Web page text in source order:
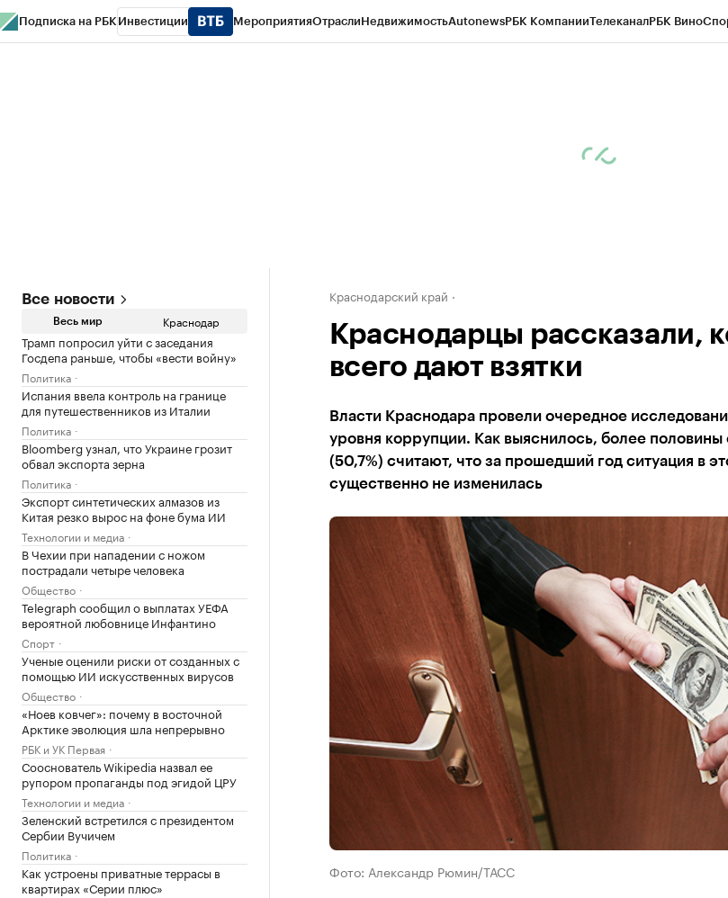
Подписка на РБК Инвестиции МероприятияОтраслиНедвижимостьAutonewsРБК КомпанииТелеканалРБК Вино
Все новости
Весь мир Краснодар
Трамп попросил уйти с заседания
Госдепа раньше, чтобы «вести войну»
Политика
Испания ввела контроль на границе
для путешественников из Италии
Политика
Bloomberg узнал, что Украине грозит
обвал экспорта зерна
Политика
Экспорт синтетических алмазов из
Китая резко вырос на фоне бума ИИ
Технологии и медиа
В Чехии при нападении с ножом
пострадали четыре человека
Общество
Telegraph сообщил о выплатах УЕФА
вероятной любовнице Инфантино
Спорт
Ученые оценили риски от созданных с
помощью ИИ искусственных вирусов
Общество
«Ноев ковчег»: почему в восточной
Арктике эволюция шла непрерывно
РБК и УК Первая
Сооснователь Wikipedia назвал ее
рупором пропаганды под эгидой ЦРУ
Технологии и медиа
Зеленский встретился с президентом
Сербии Вучичем
Политика
Как устроены приватные террасы в
квартирах «Серии плюс»
Краснодарский край
Краснодарцы рассказали,
всего дают взятки
Власти Краснодара провели очередное
уровня коррупции. Как выяснилось, более
(50,7%) считают, что за прошедший год ситуация в
существенно не изменилась
Фото: Александр Рюмин/ТАСС